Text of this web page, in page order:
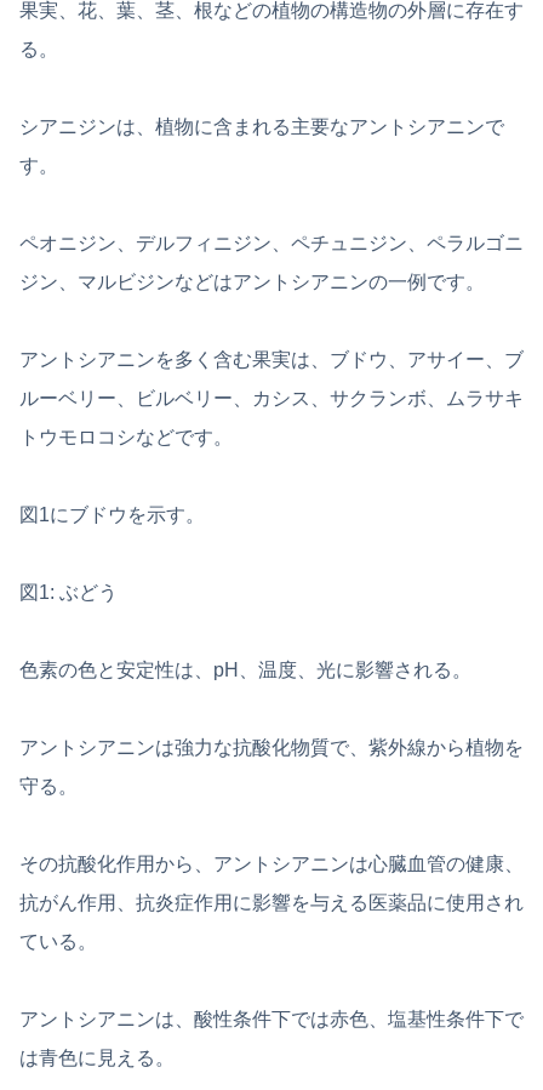
果実、花、葉、茎、根などの植物の構造物の外層に存在す
る。
シアニジンは、植物に含まれる主要なアントシアニンで
す。
ペオニジン、デルフィニジン、ペチュニジン、ペラルゴニ
ジン、マルビジンなどはアントシアニンの一例です。
アントシアニンを多く含む果実は、ブドウ、アサイー、ブ
ルーベリー、ビルベリー、カシス、サクランボ、ムラサキ
トウモロコシなどです。
図1にブドウを示す。
図1: ぶどう
色素の色と安定性は、pH、温度、光に影響される。
アントシアニンは強力な抗酸化物質で、紫外線から植物を
守る。
その抗酸化作用から、アントシアニンは心臓血管の健康、
抗がん作用、抗炎症作用に影響を与える医薬品に使用され
ている。
アントシアニンは、酸性条件下では赤色、塩基性条件下で
は青色に見える。